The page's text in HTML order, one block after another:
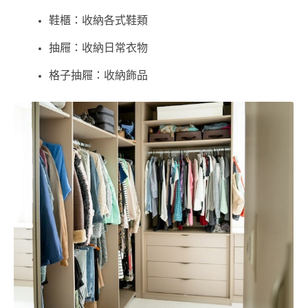
鞋櫃：收納各式鞋類
抽屜：收納日常衣物
格子抽屜：收納飾品